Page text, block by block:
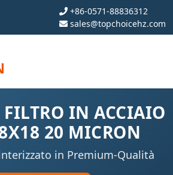
+86-0571-88836312
sales@topchoicehz.com
FILTRO IN ACCIAIO
20 MICRON
in Premium-Qualità